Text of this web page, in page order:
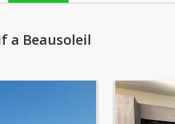
a Beausoleil